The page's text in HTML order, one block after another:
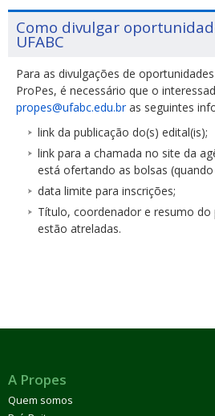
Como divulgar
UFABC
Para as divulgações de
ProPes, é necessário que o
propes@ufabc.edu.bras seguintes
link da publicação do(s) edital(is);
link para a chamada no site da
está ofertando as bolsas
data limite para inscrições;
Título, coordenador e resumo
estão atreladas.
A Propes
Quem somos